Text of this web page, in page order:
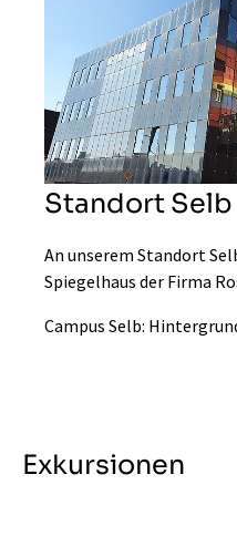
Standort Selb
An unserem Standort
Spiegelhaus der Firma
Campus Selb:
Exkursionen